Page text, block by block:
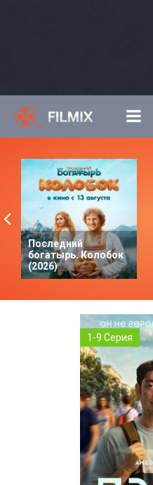
Последний
богатырь. Колобок
(2026)
1-9 Серия